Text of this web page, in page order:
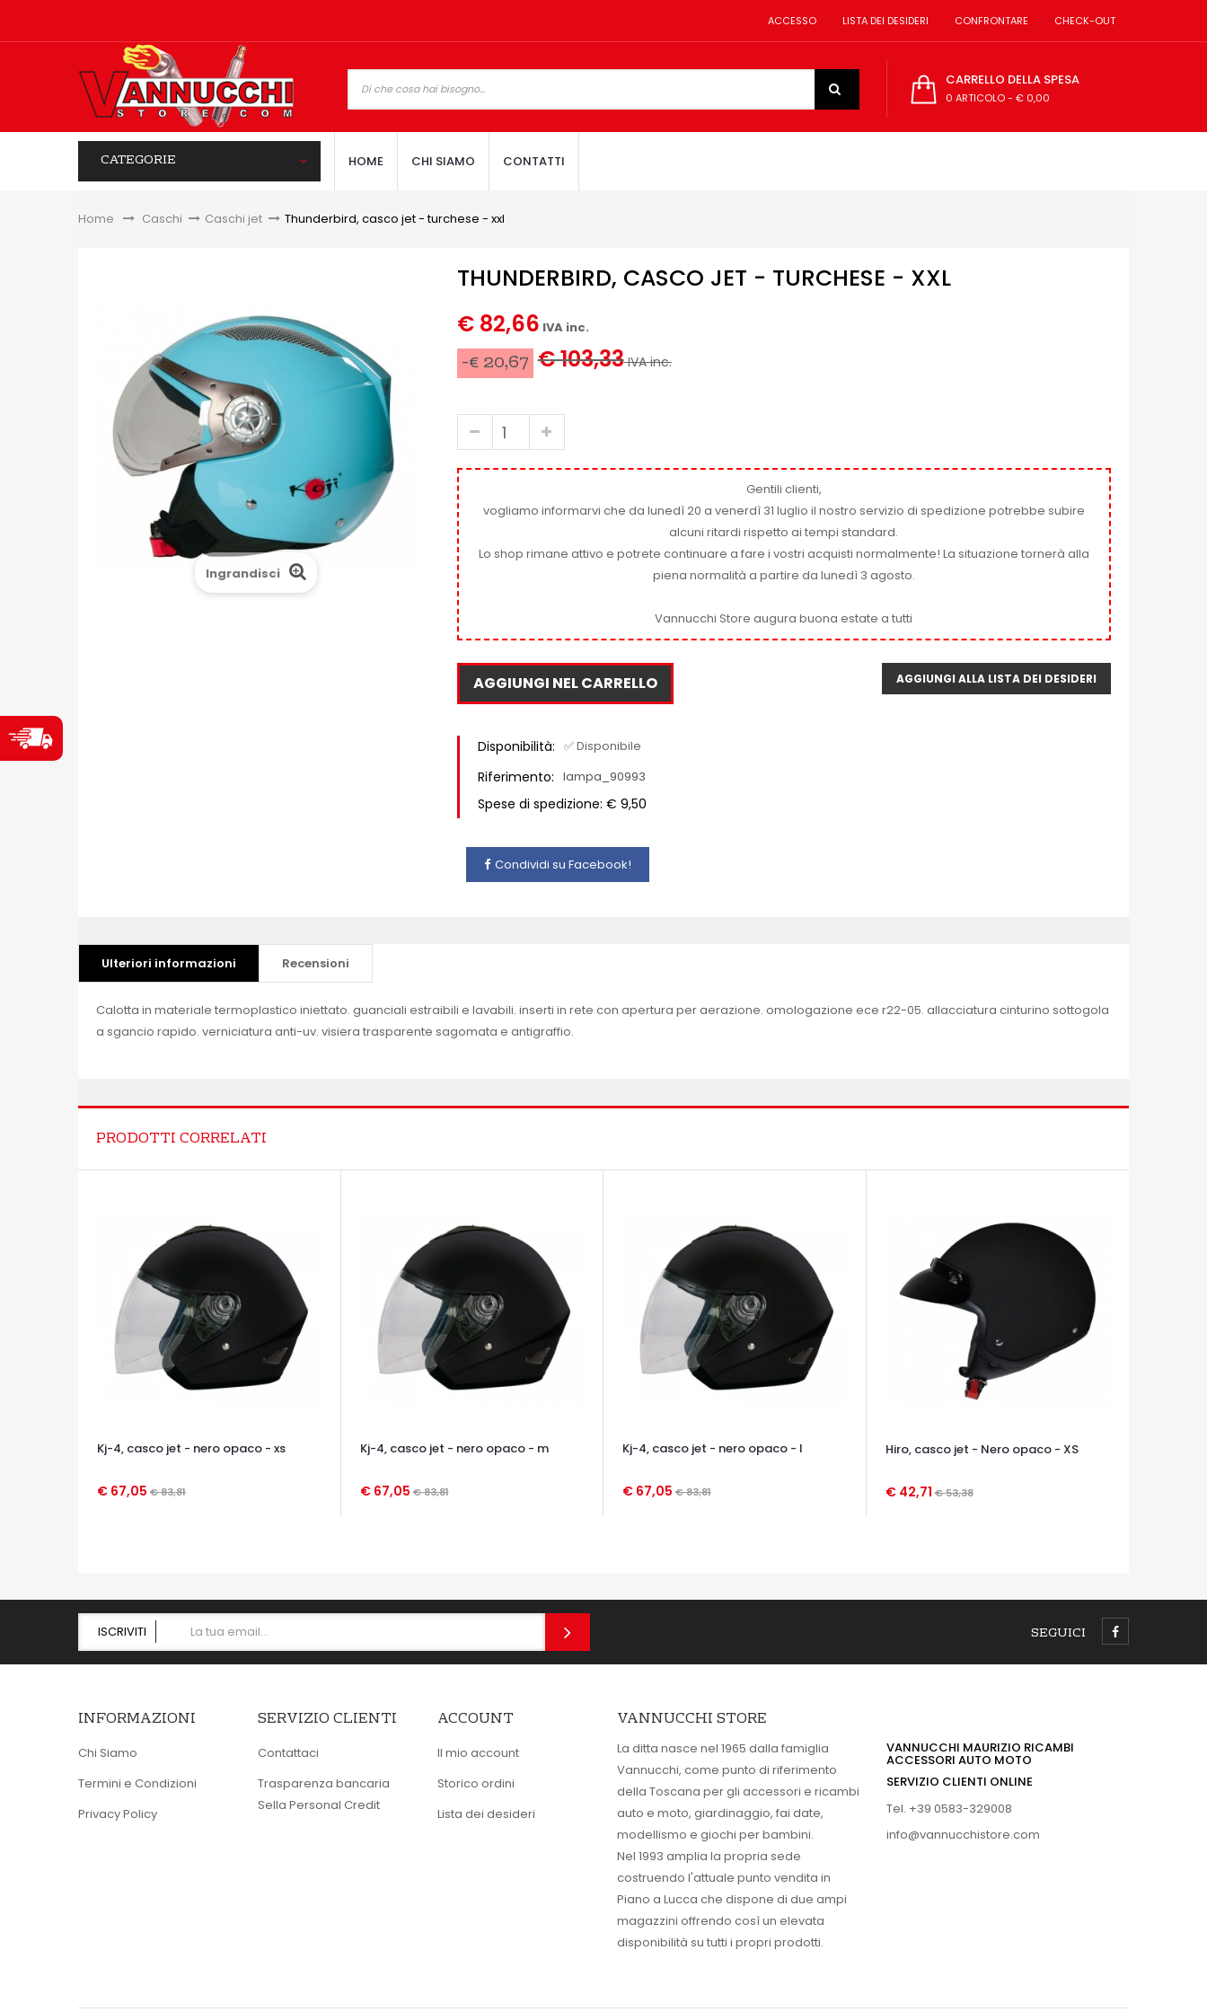
ACCESSO LISTA DEI DESIDERI CONFRONTARE CHECK-OUT
CARRELLO DELLA SPESA
0 ARTICOLO- € 0,00
CATEGORIE HOME CHI SIAMO CONTATTI
Home &gt;Caschi > Caschi jet > Thunderbird, casco jet - turchese - xxl
Ingrandisci
THUNDERBIRD, CASCO JET - TURCHESE - XXL
€ 82,66 IVA inc.
-€ 20,67 € 103,33IVA inc.
Gentili clienti,
vogliamo informarvi che da lunedì 20 a venerdì 31 luglio il nostro servizio di spedizione potrebbe subire
alcuni ritardi rispetto ai tempi standard.
Lo shop rimane attivo e potrete continuare a fare i vostri acquisti normalmente! La situazione tornerà alla
piena normalità a partire da lunedì 3 agosto.
Vannucchi Store augura buona estate a tutti
AGGIUNGI NEL CARRELLO AGGIUNGI ALLA LISTA DEI DESIDERI
Disponibilità: ✅ Disponibile
Riferimento: lampa_90993
Spese di spedizione: € 9,50
Condividi su Facebook!
Ulteriori informazioni Recensioni
Calotta in materiale termoplastico iniettato. guanciali estraibili e lavabili. inserti in rete con apertura per aerazione. omologazione ece r22-05. allacciatura cinturino sottogola
a sgancio rapido. verniciatura anti-uv. visiera trasparente sagomata e antigraffio.
PRODOTTI CORRELATI
Kj-4, casco jet - nero opaco - xs
€ 67,05 € 83,81
Kj-4, casco jet - nero opaco - m
€ 67,05€ 83,81
Kj-4, casco jet - nero opaco - l
€ 67,05 € 83,81
Hiro, casco jet - Nero opaco - XS
€ 42,71€ 53,38
ISCRIVITI SEGUICI
INFORMAZIONI
Chi Siamo
Termini e Condizioni
Privacy Policy
SERVIZIO CLIENTI
Contattaci
Trasparenza bancaria
Sella Personal Credit
ACCOUNT
Il mio account
Storico ordini
Lista dei desideri
VANNUCCHI STORE
La ditta nasce nel 1965 dalla famiglia
Vannucchi, come punto di riferimento
della Toscana per gli accessori e ricambi
auto e moto, giardinaggio, fai date,
modellismo e giochi per bambini.
Nel 1993 amplia la propria sede
costruendo l'attuale punto vendita in
Piano a Lucca che dispone di due ampi
magazzini offrendo così un elevata
disponibilità su tutti i propri prodotti.
VANNUCCHI MAURIZIO RICAMBI
ACCESSORI AUTO MOTO
SERVIZIO CLIENTI ONLINE
Tel. +39 0583-329008
info@vannucchistore.com